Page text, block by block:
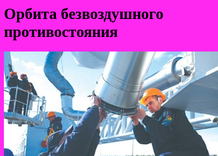
Орбита безвоздушного
противостояния